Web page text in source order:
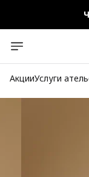
Бесплатная
АкцииУслуги